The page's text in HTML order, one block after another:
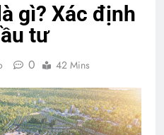
gì? Xác định
tư
0 42 Mins